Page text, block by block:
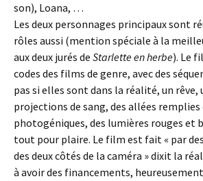
son), Loana, …
Les deux personnages principaux sont
rôles aussi (mention spéciale à la
aux deux jurés de Starlette en herbe). Le
codes des films de genre, avec des
pas si elles sont dans la réalité, un
projections de sang, des allées remplies
photogéniques, des lumières rouges et
tout pour plaire. Le film est fait « par
des deux côtés de la caméra » dixit la
à avoir des financements,